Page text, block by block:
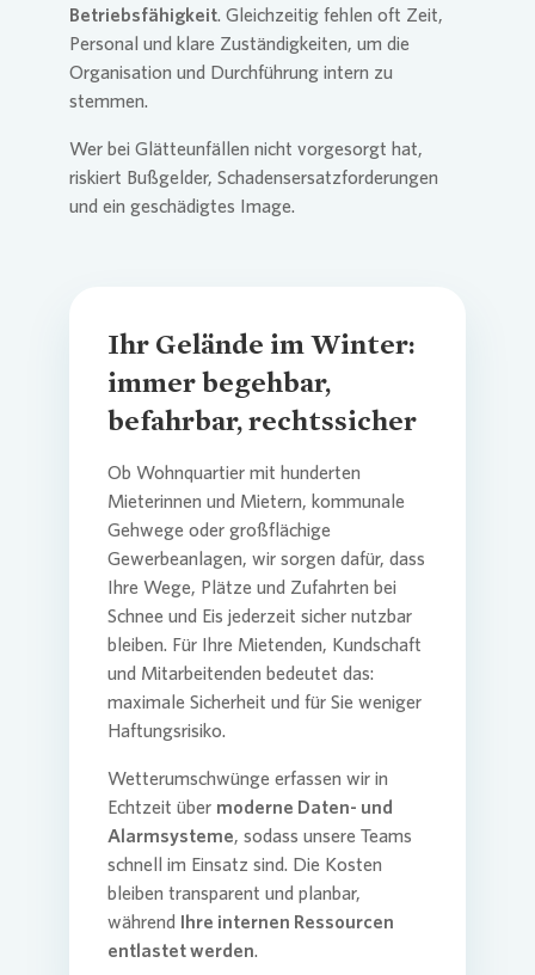
Betriebsfähigkeit. Gleichzeitig fehlen oft Zeit,
Personal und klare Zuständigkeiten, um die
Organisation und Durchführung intern zu
stemmen.
Wer bei Glätteunfällen nicht vorgesorgt hat,
riskiert Bußgelder, Schadensersatzforderungen
und ein geschädigtes Image.
Ihr Gelände im Winter:
immer begehbar,
befahrbar, rechtssicher
Ob Wohnquartier mit hunderten
Mieterinnen und Mietern, kommunale
Gehwege oder großflächige
Gewerbeanlagen, wir sorgen dafür, dass
Ihre Wege, Plätze und Zufahrten bei
Schnee und Eis jederzeit sicher nutzbar
bleiben. Für Ihre Mietenden, Kundschaft
und Mitarbeitenden bedeutet das:
maximale Sicherheit und für Sie weniger
Haftungsrisiko.
Wetterumschwünge erfassen wir in
Echtzeit über moderne Daten- und
Alarmsysteme, sodass unsere Teams
schnell im Einsatz sind. Die Kosten
bleiben transparent und planbar,
während Ihre internen Ressourcen
entlastet werden.